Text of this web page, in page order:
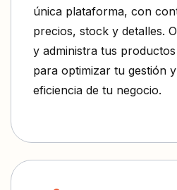
única plataforma, con
precios, stock y detalles.
y administra tus
para optimizar tu gestión
eficiencia de tu negocio.